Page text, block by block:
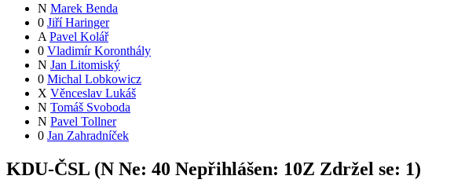
N Marek Benda
0 Jiří Haringer
A Pavel Kolář
0 Vladimír Koronthály
N Jan Litomiský
0 Michal Lobkowicz
X Věnceslav Lukáš
N Tomáš Svoboda
N Pavel Tollner
0 Jan Zahradníček
KDU-ČSL (N Ne: 40 Nepřihlášen: 10Z Zdržel se: 1)